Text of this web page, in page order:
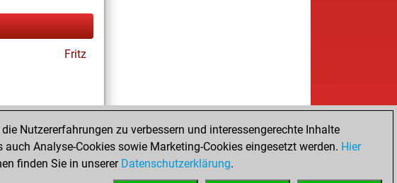
Fritz
Fritz
Nutzererfahrungen zu verbessern und interessengerechte Inhalte
Analyse-Cookies sowie Marketing-Cookies eingesetzt werden. Hier
finden Sie in unserer Datenschutzerklärung.